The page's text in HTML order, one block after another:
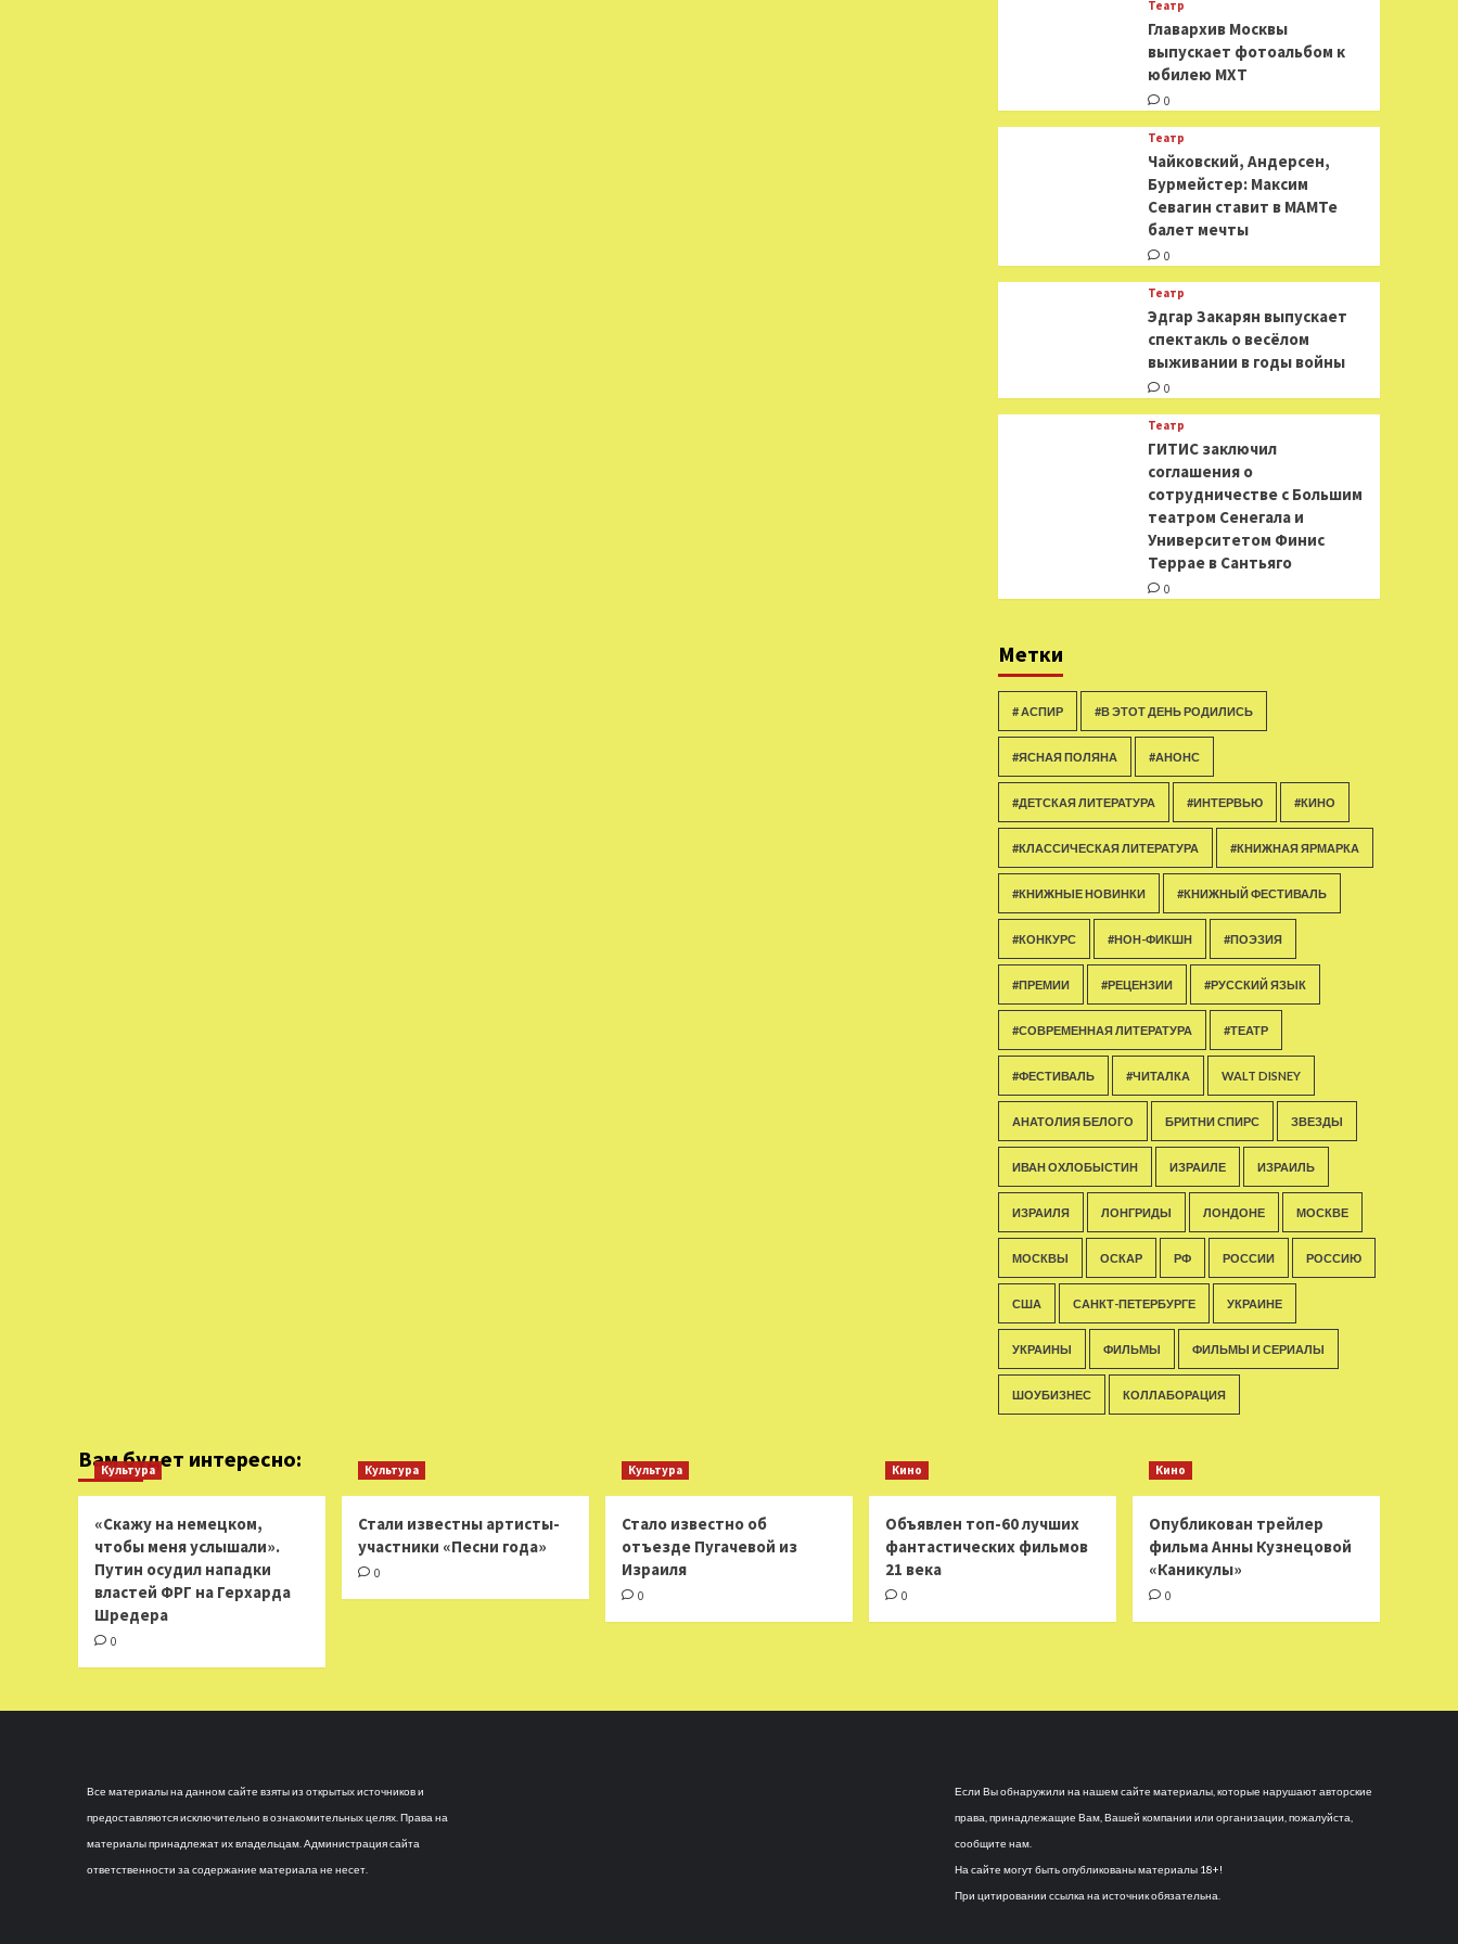
Театр
​​Главархив Москвы
выпускает фотоальбом к
юбилею МХТ
0
Театр
​​Чайковский, Андерсен,
Бурмейстер: Максим
Севагин ставит в МАМТе
балет мечты
0
Театр
Эдгар Закарян выпускает
спектакль о весёлом
выживании в годы войны
0
Театр
ГИТИС заключил
соглашения о
сотрудничестве с Большим
театром Сенегала и
Университетом Финис
Террае в Сантьяго
0
Метки
# АСПИР #В ЭТОТ ДЕНЬ РОДИЛИСЬ
#ЯСНАЯ ПОЛЯНА #АНОНС
#ДЕТСКАЯ ЛИТЕРАТУРА #ИНТЕРВЬЮ #КИНО
#КЛАССИЧЕСКАЯ ЛИТЕРАТУРА #КНИЖНАЯ ЯРМАРКА
#КНИЖНЫЕ НОВИНКИ #КНИЖНЫЙ ФЕСТИВАЛЬ
#КОНКУРС #НОН-ФИКШН #ПОЭЗИЯ
#ПРЕМИИ #РЕЦЕНЗИИ #РУССКИЙ ЯЗЫК
#СОВРЕМЕННАЯ ЛИТЕРАТУРА #ТЕАТР
#ФЕСТИВАЛЬ #ЧИТАЛКА WALT DISNEY
АНАТОЛИЯ БЕЛОГО БРИТНИ СПИРС ЗВЕЗДЫ
ИВАН ОХЛОБЫСТИН ИЗРАИЛЕ ИЗРАИЛЬ
ИЗРАИЛЯ ЛОНГРИДЫ ЛОНДОНЕ МОСКВЕ
МОСКВЫ ОСКАР РФ РОССИИ РОССИЮ
США САНКТ-ПЕТЕРБУРГЕ УКРАИНЕ
УКРАИНЫ ФИЛЬМЫ ФИЛЬМЫ И СЕРИАЛЫ
ШОУБИЗНЕС КОЛЛАБОРАЦИЯ
Вам будет интересно:
Культура
«Скажу на немецком,
чтобы меня услышали».
Путин осудил нападки
властей ФРГ на Герхарда
Шредера
0
Культура
Стали известны артисты-
участники «Песни года»
0
Культура
Стало известно об
отъезде Пугачевой из
Израиля
0
Кино
Объявлен топ-60 лучших
фантастических фильмов
21 века
0
Кино
Опубликован трейлер
фильма Анны Кузнецовой
«Каникулы»
0
Все материалы на данном сайте взяты из открытых источников и
предоставляются исключительно в ознакомительных целях. Права на
материалы принадлежат их владельцам. Администрация сайта
ответственности за содержание материала не несет.
Если Вы обнаружили на нашем сайте материалы, которые нарушают авторские
права, принадлежащие Вам, Вашей компании или организации, пожалуйста,
сообщите нам.
На сайте могут быть опубликованы материалы 18+!
При цитировании ссылка на источник обязательна.